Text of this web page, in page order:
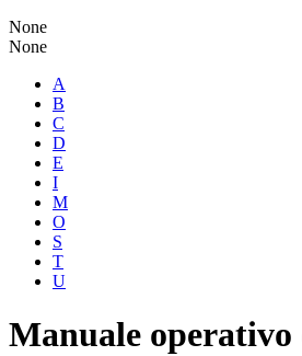
None
None
A
B
C
D
E
I
M
O
S
T
U
Manuale operativo